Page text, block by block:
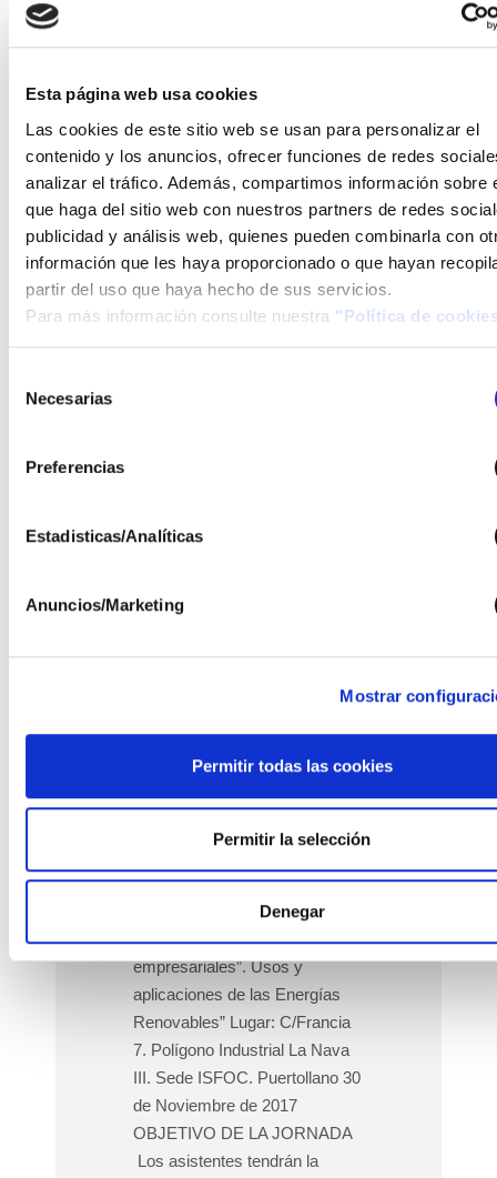
Esta página web usa cookies
Las cookies de este sitio web se usan para personalizar el
contenido y los anuncios, ofrecer funciones de redes
analizar el tráfico. Además, compartimos información sobre
que haga del sitio web con nuestros partners de redes
publicidad y análisis web, quienes pueden combinarla con
información que les haya proporcionado o que hayan
partir del uso que haya hecho de sus servicios.
Para más información consulte nuestra "Política de
Necesarias
Preferencias
Estadisticas/Analíticas
Anuncios/Marketing
Mostrar
Permitir todas las cookies
Permitir la selección
Denegar
Éxito de participación en la
JORNADA “Financiación de
I+D+i en proyectos
empresariales. Usos y
aplicaciones de las Energías
Renovables”
El Director General de
Universidades, Investigación e
“Financiación de I+D...
de I+D+I en proyectos
empresariales
02 NOVIEMBRE 2017
JORNADA “Financiación de
I+D+i en proyectos
empresariales”. Usos y
aplicaciones de las Energías
Renovables” Lugar: C/Francia
7. Polígono Industrial La Nava
III. Sede ISFOC. Puertollano 30
de Noviembre de 2017
OBJETIVO DE LA JORNADA
Los asistentes tendrán la